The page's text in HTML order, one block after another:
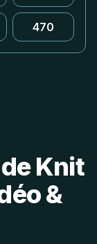
470
Knit
&